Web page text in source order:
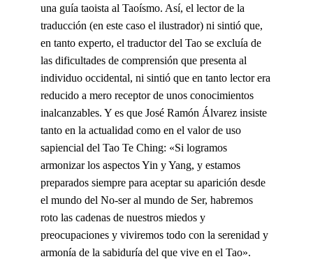
una guía taoista al Taoísmo. Así, el lector de la
traducción (en este caso el ilustrador) ni sintió que,
en tanto experto, el traductor del Tao se excluía de
las dificultades de comprensión que presenta al
individuo occidental, ni sintió que en tanto lector era
reducido a mero receptor de unos conocimientos
inalcanzables. Y es que José Ramón Álvarez insiste
tanto en la actualidad como en el valor de uso
sapiencial del Tao Te Ching: «Si logramos
armonizar los aspectos Yin y Yang, y estamos
preparados siempre para aceptar su aparición desde
el mundo del No-ser al mundo de Ser, habremos
roto las cadenas de nuestros miedos y
preocupaciones y viviremos todo con la serenidad y
armonía de la sabiduría del que vive en el Tao».